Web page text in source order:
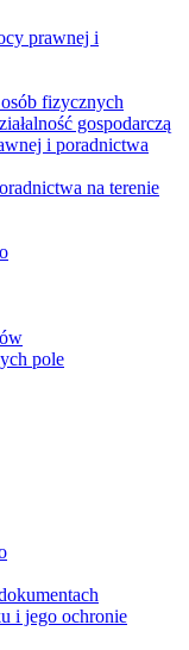
prawnej i
fizycznych
gospodarczą
i poradnictwa
na terenie
pole
i jego ochronie